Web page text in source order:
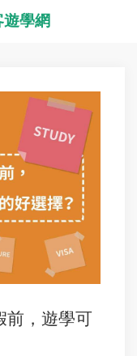
前，遊學可
學網